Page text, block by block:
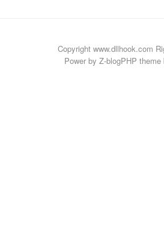
Copyright www.dllhook.com
Power by Z-blogPHP theme